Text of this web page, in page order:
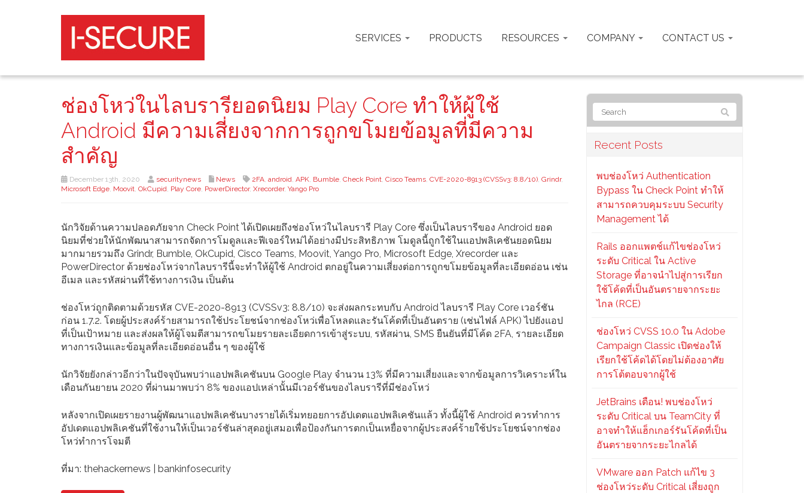
SERVICES PRODUCTS RESOURCES COMPANY CONTACT US
ช่องโหว่ในไลบรารียอดนิยม Play Core ทำให้ผู้ใช้
Android มีความเสี่ยงจากการถูกขโมยข้อมูลที่มีความ
สำคัญ
December 13th, 2020 securitynews News 2FA, android, APK, Bumble, Check Point, Cisco Teams, CVE-2020-8913 (CVSSv3: 8.8/10), Grindr,
Microsoft Edge, Moovit, OkCupid, Play Core, PowerDirector, Xrecorder, Yango Pro
นักวิจัยด้านความปลอดภัยจาก Check Point ได้เปิดเผยถึงช่องโหว่ในไลบรารี Play Core ซึ่งเป็นไลบรารีของ Android ยอด
นิยมที่ช่วยให้นักพัฒนาสามารถจัดการโมดูลและฟีเจอร์ใหม่ได้อย่างมีประสิทธิภาพ โมดูลนี้ถูกใช้ในแอปพลิเคชันยอดนิยม
มากมายรวมถึง Grindr, Bumble, OkCupid, Cisco Teams, Moovit, Yango Pro, Microsoft Edge, Xrecorder และ
PowerDirector ด้วยช่องโหว่จากไลบรารีนี้จะทำให้ผู้ใช้ Android ตกอยู่ในความเสี่ยงต่อการถูกขโมยข้อมูลที่ละเอียดอ่อน เช่น
อีเมล และรหัสผ่านที่ใช้ทางการเงิน เป็นต้น
ช่องโหว่ถูกติดตามด้วยรหัส CVE-2020-8913 (CVSSv3: 8.8/10) จะส่งผลกระทบกับ Android ไลบรารี Play Core เวอร์ชัน
ก่อน 1.7.2. โดยผู้ประสงค์ร้ายสามารถใช้ประโยชน์จากช่องโหว่เพื่อโหลดและรันโค้ดที่เป็นอันตราย (เช่นไฟล์ APK) ไปยังแอป
ที่เป็นเป้าหมาย และส่งผลให้ผู้โจมตีสามารถขโมยรายละเอียดการเข้าสู่ระบบ, รหัสผ่าน, SMS ยืนยันที่มีโค้ด 2FA, รายละเอียด
ทางการเงินและข้อมูลที่ละเอียดอ่อนอื่น ๆ ของผู้ใช้
นักวิจัยยังกล่าวอีกว่าในปัจจุบันพบว่าแอปพลิเคชันบน Google Play จำนวน 13% ที่มีความเสี่ยงและจากข้อมูลการวิเคราะห์ใน
เดือนกันยายน 2020 ที่ผ่านมาพบว่า 8% ของแอปเหล่านั้นมีเวอร์ชันของไลบรารีที่มีช่องโหว่
หลังจากเปิดเผยรายงานผู้พัฒนาแอปพลิเคชันบางรายได้เริ่มทยอยการอัปเดตแอปพลิเคชันแล้ว ทั้งนี้ผู้ใช้ Android ควรทำการ
อัปเดตแอปพลิเคชันที่ใช้งานให้เป็นเวอร์ชันล่าสุดอยู่เสมอเพื่อป้องกันการตกเป็นเหยื่อจากผู้ประสงค์ร้ายใช้ประโยชน์จากช่อง
โหว่ทำการโจมตี
ที่มา: thehackernews | bankinfosecurity
Recent Posts
พบช่องโหว่ Authentication
Bypass ใน Check Point ทำให้
สามารถควบคุมระบบ Security
Management ได้
Rails ออกแพตช์แก้ไขช่องโหว่
ระดับ Critical ใน Active
Storage ที่อาจนำไปสู่การเรียก
ใช้โค้ดที่เป็นอันตรายจากระยะ
ไกล (RCE)
ช่องโหว่ CVSS 10.0 ใน Adobe
Campaign Classic เปิดช่องให้
เรียกใช้โค้ดได้โดยไม่ต้องอาศัย
การโต้ตอบจากผู้ใช้
JetBrains เตือน! พบช่องโหว่
ระดับ Critical บน TeamCity ที่
อาจทำให้แฮ็กเกอร์รันโค้ดที่เป็น
อันตรายจากระยะไกลได้
VMware ออก Patch แก้ไข 3
ช่องโหว่ระดับ Critical เสี่ยงถูก